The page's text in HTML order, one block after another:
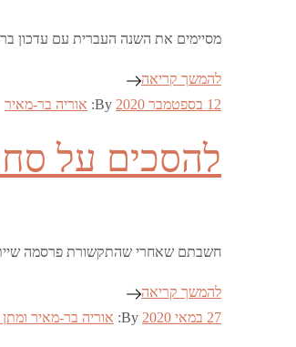
מסיימים את השנה העברית עם עדכון
להמשך קריאה
Posted
12 בספטמבר 2020 By: אוריה בר-מאיר
להסכים על
חשבתם שאחרי שהתקשורת פרסמה
להמשך קריאה
Posted
27 במאי 2020 By: אוריה בר-מאיר